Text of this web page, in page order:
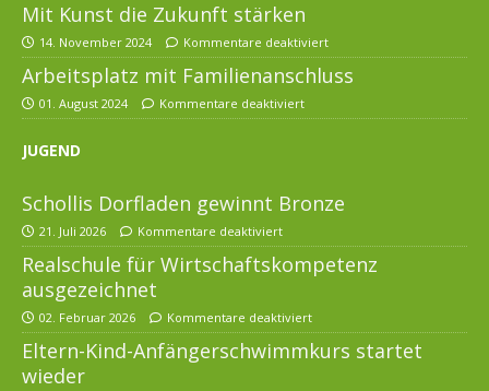
Mit Kunst die Zukunft stärken
14. November 2024 Kommentare deaktiviert
Arbeitsplatz mit Familienanschluss
01. August 2024 Kommentare deaktiviert
JUGEND
Schollis Dorfladen gewinnt Bronze
21. Juli 2026 Kommentare deaktiviert
Realschule für Wirtschaftskompetenz
ausgezeichnet
02. Februar 2026 Kommentare deaktiviert
Eltern-Kind-Anfängerschwimmkurs startet
wieder